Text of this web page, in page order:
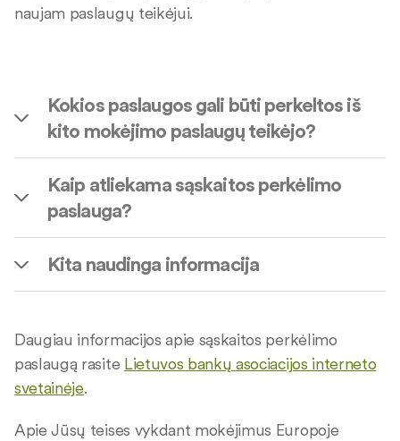
naujam paslaugų teikėjui.
Kokios paslaugos gali būti perkeltos iš
kito mokėjimo paslaugų teikėjo?
Kaip atliekama sąskaitos perkėlimo
paslauga?
Kita naudinga informacija
Daugiau informacijos apie sąskaitos perkėlimo
paslaugą rasite Lietuvos bankų asociacijos interneto
svetainėje.
Apie Jūsų teises vykdant mokėjimus Europoje